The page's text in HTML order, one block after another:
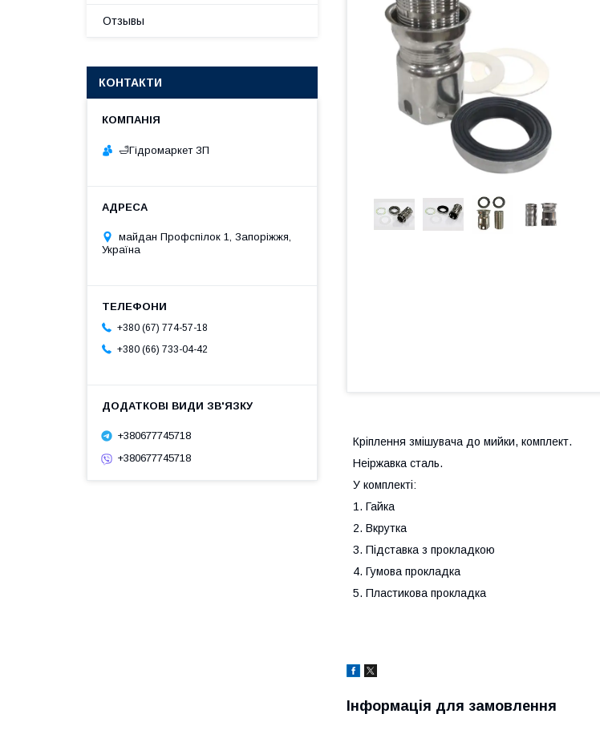
Кріплення змішувача до мийки, комплект.
Неіржавка сталь.
У комплекті:
1. Гайка
2. Вкрутка
3. Підставка з прокладкою
4. Гумова прокладка
5. Пластикова прокладка
Інформація для замовлення
Отзывы
КОНТАКТИ
🛁Гiдромаркет ЗП
майдан Профспілок 1, Запоріжжя,
Україна
+380 (67) 774-57-18
+380 (66) 733-04-42
+380677745718
+380677745718